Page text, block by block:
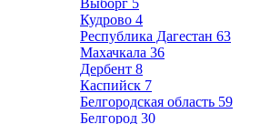
Выборг 5
Кудрово 4
Республика Дагестан 63
Махачкала 36
Дербент 8
Каспийск 7
Белгородская область 59
Белгород 30